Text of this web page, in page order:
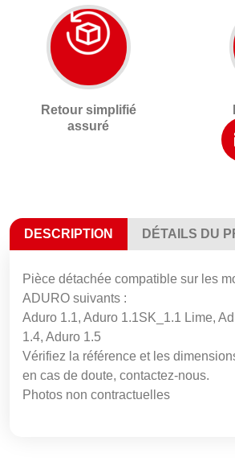
Retour simplifié
assuré
DESCRIPTION DÉTAILS DU
Pièce détachée compatible sur les
ADURO suivants :
Aduro 1.1, Aduro 1.1SK_1.1 Lime,
1.4, Aduro 1.5
Vérifiez la référence et les
en cas de doute, contactez-nous.
Photos non contractuelles